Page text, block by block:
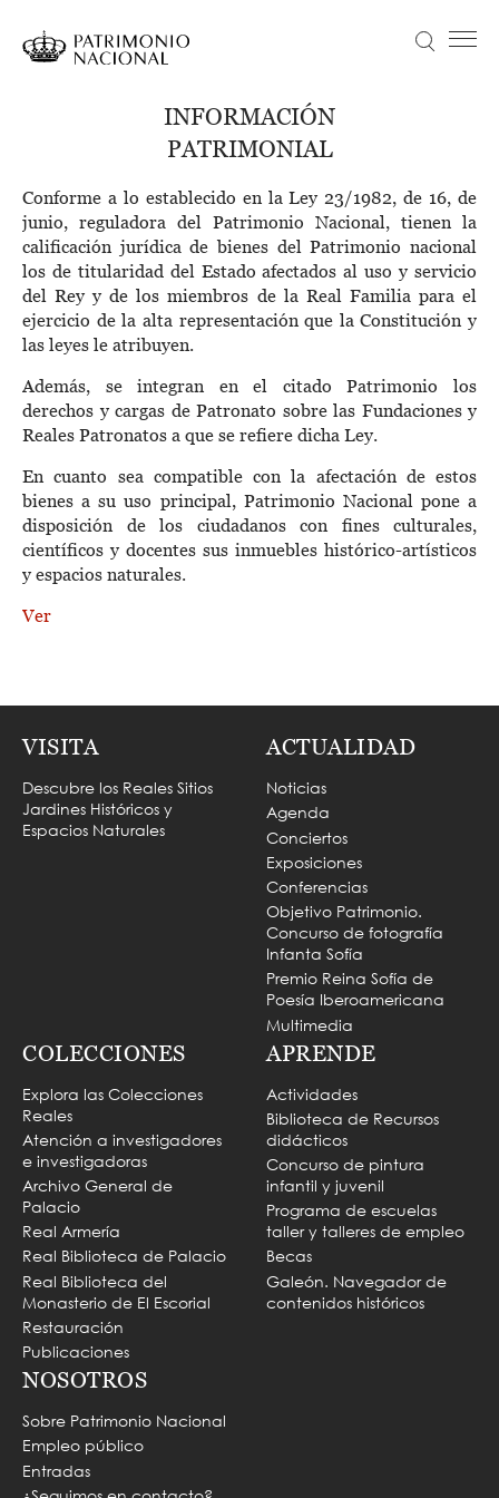
contenido
ACTUALIDAD
COLECCIONES
APRENDE
NOSOTROS
TRANSPARENCIA
ENTRADAS
Buscar
INFORMACIÓN
PATRIMONIAL
Conforme a lo establecido en la Ley 23/1982, de 16, de
junio, reguladora del Patrimonio Nacional, tienen la
calificación jurídica de bienes del Patrimonio nacional
los de titularidad del Estado afectados al uso y servicio
del Rey y de los miembros de la Real Familia para el
ejercicio de la alta representación que la Constitución y
las leyes le atribuyen.
Además, se integran en el citado Patrimonio los
derechos y cargas de Patronato sobre las Fundaciones y
Reales Patronatos a que se refiere dicha Ley.
En cuanto sea compatible con la afectación de estos
bienes a su uso principal, Patrimonio Nacional pone a
disposición de los ciudadanos con fines culturales,
científicos y docentes sus inmuebles histórico-artísticos
y espacios naturales.
Ver
VISITA
Descubre los Reales Sitios
Jardines Históricos y
Espacios Naturales
ACTUALIDAD
Noticias
Agenda
Conciertos
Exposiciones
Conferencias
Objetivo Patrimonio.
Concurso de fotografía
Infanta Sofía
Premio Reina Sofía de
Poesía Iberoamericana
Multimedia
COLECCIONES
Explora las Colecciones
Reales
Atención a investigadores
e investigadoras
Archivo General de
Palacio
Real Armería
Real Biblioteca de Palacio
Real Biblioteca del
Monasterio de El Escorial
Restauración
Publicaciones
APRENDE
Actividades
Biblioteca de Recursos
didácticos
Concurso de pintura
infantil y juvenil
Programa de escuelas
taller y talleres de empleo
Becas
Galeón. Navegador de
contenidos históricos
NOSOTROS
Sobre Patrimonio Nacional
Empleo público
Entradas